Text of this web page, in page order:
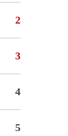
2
3
4
5